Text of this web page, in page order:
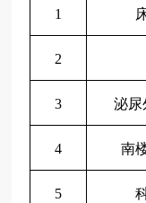
1
2
3 泌尿
4 南
5